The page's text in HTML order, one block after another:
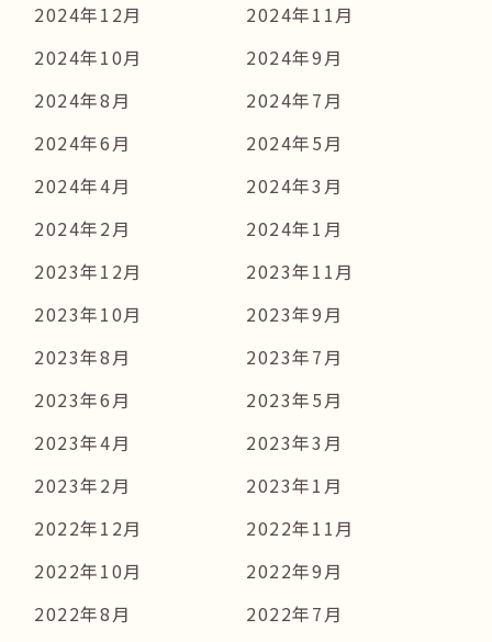
2024年12月
2024年11月
2024年10月
2024年9月
2024年8月
2024年7月
2024年6月
2024年5月
2024年4月
2024年3月
2024年2月
2024年1月
2023年12月
2023年11月
2023年10月
2023年9月
2023年8月
2023年7月
2023年6月
2023年5月
2023年4月
2023年3月
2023年2月
2023年1月
2022年12月
2022年11月
2022年10月
2022年9月
2022年8月
2022年7月